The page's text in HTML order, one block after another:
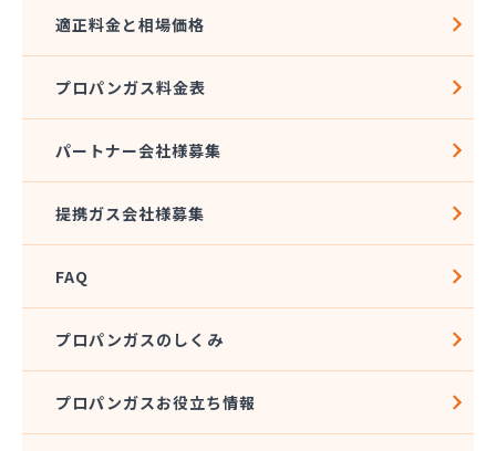
株式会社小野里商店 佐野営業所
株式会社瀬尾本店
株式会社西城
株式会社石沢商店 プロパンガス充填所オートスタ
株式会社石澤商店 宇都宮営業所
株式会社島田
株式会社東親エルピーガス配送センター
株式会社藤田液化燃料
株式会社福冨
株式会社平松総合企画 プロパンガス部
適正料金と相場価格
プロパンガス料金表
パートナー会社様募集
提携ガス会社様募集
FAQ
プロパンガスのしくみ
プロパンガスお役立ち情報